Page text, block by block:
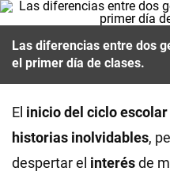
Las diferencias entre dos
el primer día de clases.
El inicio del ciclo escolar
historias inolvidables,
despertar el interésde